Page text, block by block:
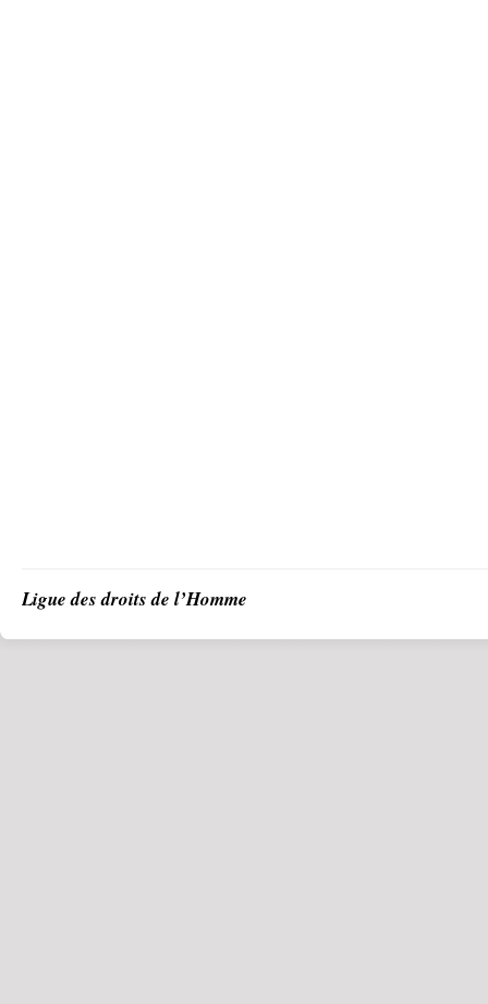
Ligue des droits de l’Homme